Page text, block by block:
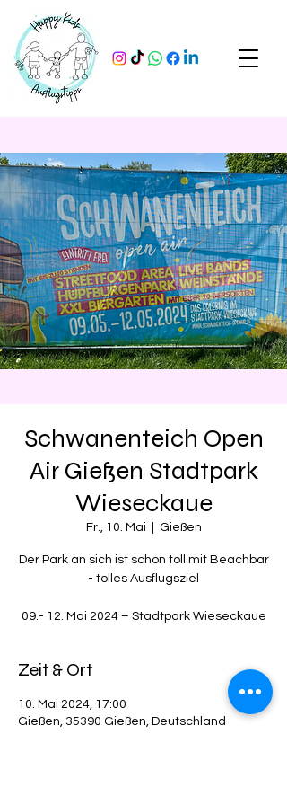
Schwanenteich Open
Air Gießen Stadtpark
Wieseckaue
Fr., 10. Mai Gießen
Der Park an sich ist schon toll mit Beachbar
- tolles Ausflugsziel
09.- 12. Mai 2024 – Stadtpark Wieseckaue
Zeit & Ort
10. Mai 2024, 17:00
Gießen, 35390 Gießen, Deutschland